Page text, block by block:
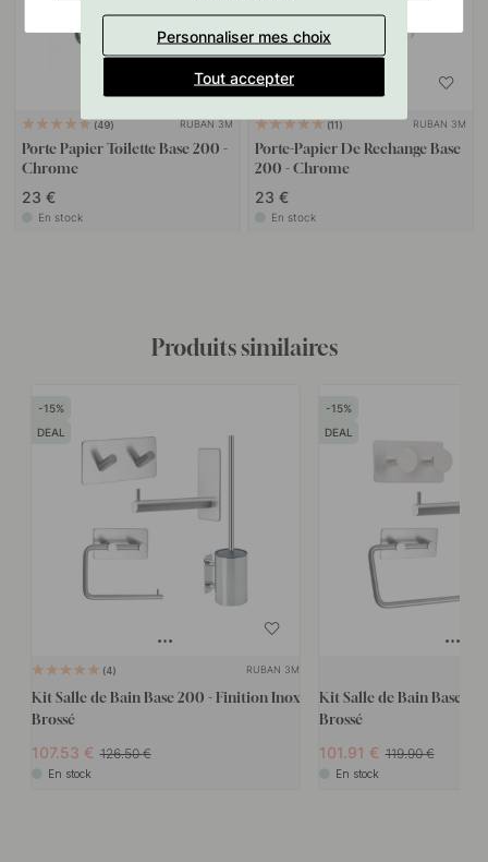
49 RUBAN 3M
Porte Papier Toilette Base 200 -
Chrome
23 €
En stock
11 RUBAN 3M
Porte-Papier De Rechange Base
200 - Chrome
23 €
En stock
Produits similaires
15
DEAL
4 RUBAN 3M
Kit Salle de Bain Base 200 - Finition Inox
Brossé
107.53 126.50
En stock
15
DEAL
Kit Salle de Bain Base
Brossé
101.91 119.90
En stock
Personnaliser mes choix
Tout accepter